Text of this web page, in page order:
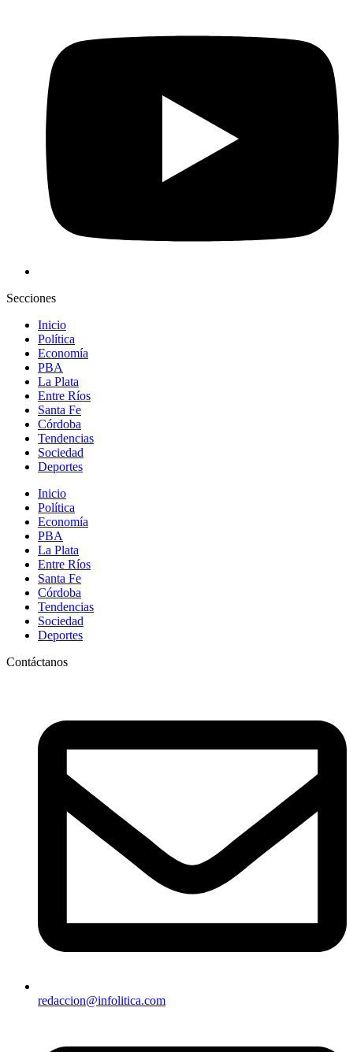
Secciones
Inicio
Política
Economía
PBA
La Plata
Entre Ríos
Santa Fe
Córdoba
Tendencias
Sociedad
Deportes
Inicio
Política
Economía
PBA
La Plata
Entre Ríos
Santa Fe
Córdoba
Tendencias
Sociedad
Deportes
Contáctanos
redaccion@infolitica.com